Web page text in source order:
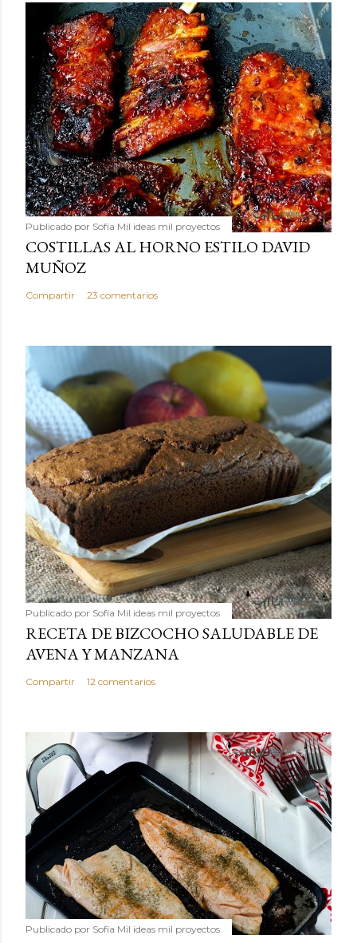
Publicado por Sofía Mil ideas mil proyectos
COSTILLAS AL HORNO ESTILO DAVID
MUÑOZ
Compartir 23 comentarios
Publicado por Sofía Mil ideas mil proyectos
RECETA DE BIZCOCHO SALUDABLE DE
AVENA Y MANZANA
Compartir 12 comentarios
Publicado por Sofía Mil ideas mil proyectos